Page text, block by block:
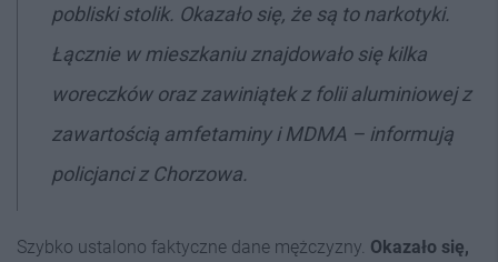
pobliski stolik. Okazało się, że są to narkotyki.
Łącznie w mieszkaniu znajdowało się kilka
woreczków oraz zawiniątek z folii aluminiowej z
zawartością amfetaminy i MDMA – informują
policjanci z Chorzowa.
Szybko ustalono faktyczne dane mężczyzny. Okazało się,